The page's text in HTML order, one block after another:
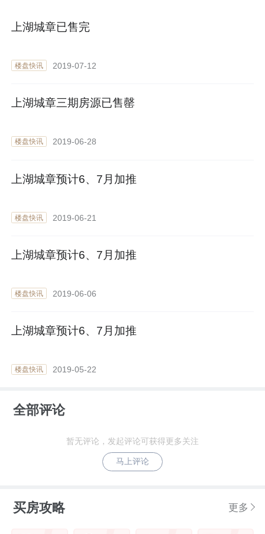
上湖城章已售完
楼盘快讯 2019-07-12
上湖城章三期房源已售罄
楼盘快讯 2019-06-28
上湖城章预计6、7月加推
楼盘快讯 2019-06-21
上湖城章预计6、7月加推
楼盘快讯 2019-06-06
上湖城章预计6、7月加推
楼盘快讯 2019-05-22
全部评论
暂无评论，发起评论可获得更多关注
马上评论
买房攻略 更多